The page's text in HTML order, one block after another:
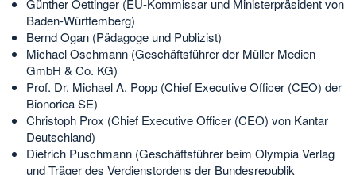
Günther Oettinger (EU-Kommissar und Ministerpräsident von
Baden-Württemberg)
Bernd Ogan (Pädagoge und Publizist)
Michael Oschmann (Geschäftsführer der Müller Medien
GmbH & Co. KG)
Prof. Dr. Michael A. Popp (Chief Executive Officer (CEO) der
Bionorica SE)
Christoph Prox (Chief Executive Officer (CEO) von Kantar
Deutschland)
Dietrich Puschmann (Geschäftsführer beim Olympia Verlag
und Träger des Verdienstordens der Bundesrepublik